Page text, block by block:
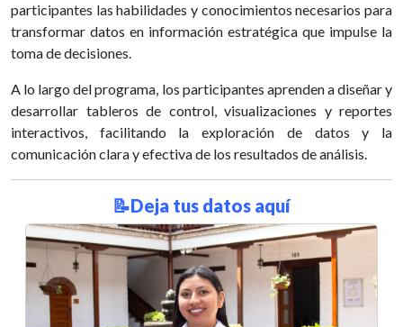
participantes las habilidades y conocimientos necesarios para
transformar datos en información estratégica que impulse la
toma de decisiones.
A lo largo del programa, los participantes aprenden a diseñar y
desarrollar tableros de control, visualizaciones y reportes
interactivos, facilitando la exploración de datos y la
comunicación clara y efectiva de los resultados de análisis.
📝Deja tus datos aquí